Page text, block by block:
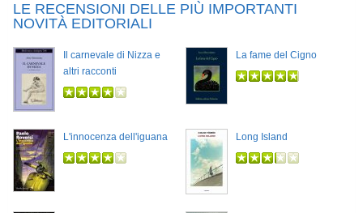
LE RECENSIONI DELLE PIÙ IMPORTANTI
NOVITÀ EDITORIALI
Il carnevale di Nizza e
altri racconti
La fame del Cigno
L'innocenza dell'iguana Long Island